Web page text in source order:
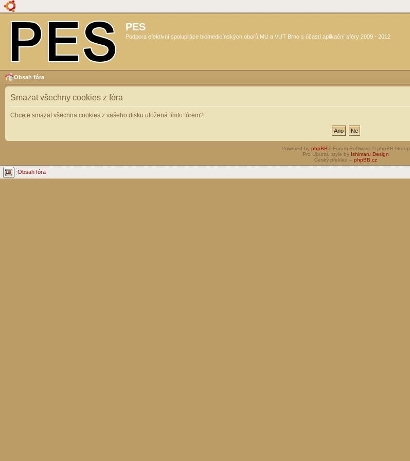
PES
Podpora efektivní spolupráce biomedicínských oborů MU a VUT Brno s účastí aplikační sféry 2009 - 2012
Obsah fóra
Smazat všechny cookies z fóra
Chcete smazat všechna cookies z vašeho disku uložená tímto fórem?
Powered by phpBB® Forum Software © phpBB Group
Pro Ubuntu style by Ishimaru Design
Český překlad – phpBB.cz
Obsah fóra